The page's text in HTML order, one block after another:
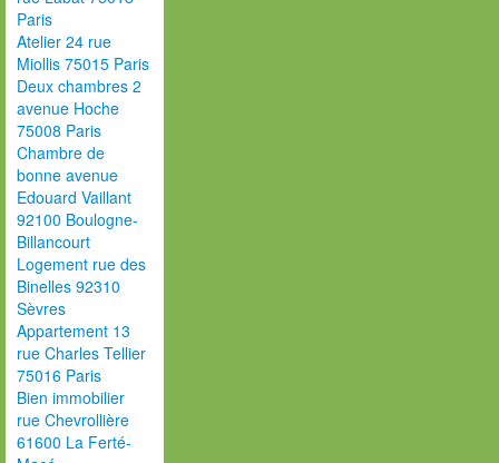
Paris
Atelier 24 rue
Miollis 75015 Paris
Deux chambres 2
avenue Hoche
75008 Paris
Chambre de
bonne avenue
Edouard Vaillant
92100 Boulogne-
Billancourt
Logement rue des
Binelles 92310
Sèvres
Appartement 13
rue Charles Tellier
75016 Paris
Bien immobilier
rue Chevrollière
61600 La Ferté-